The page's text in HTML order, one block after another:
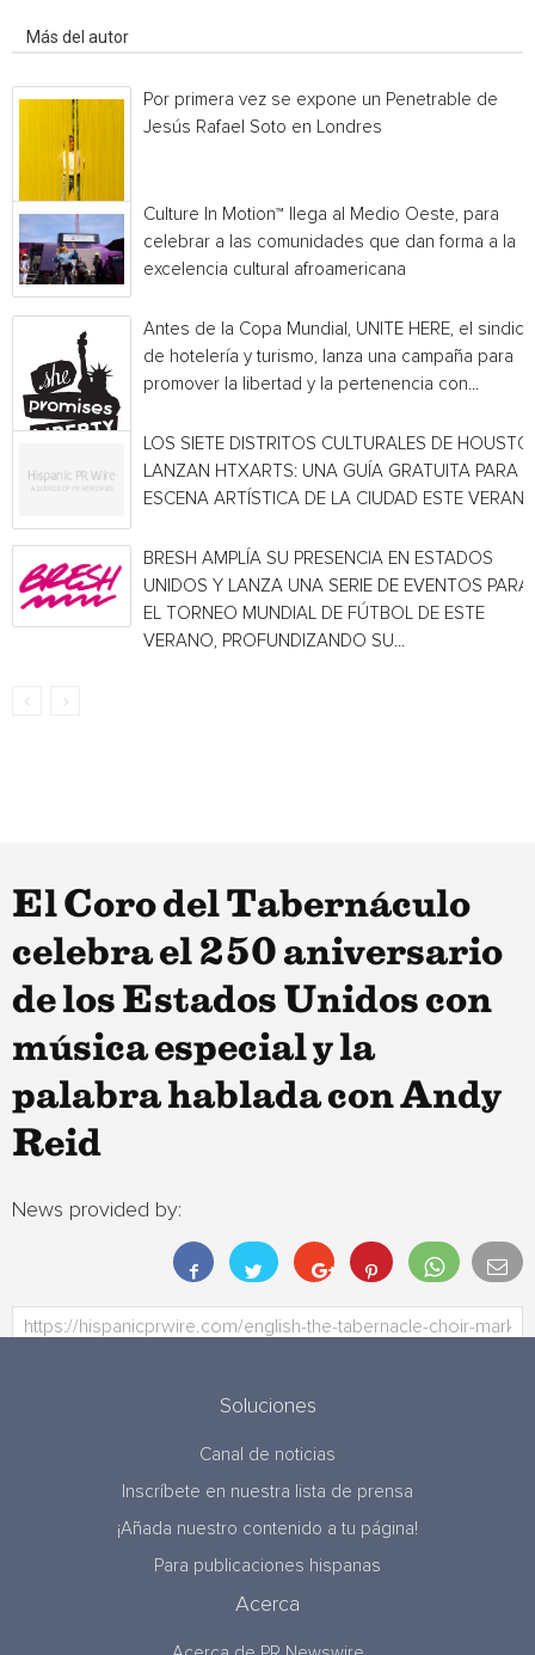
Más del autor
Por primera vez se expone un Penetrable de
Jesús Rafael Soto en Londres
Culture In Motion™ llega al Medio Oeste, para
celebrar a las comunidades que dan forma a la
excelencia cultural afroamericana
Antes de la Copa Mundial, UNITE HERE, el
de hotelería y turismo, lanza una campaña para
promover la libertad y la pertenencia con...
LOS SIETE DISTRITOS CULTURALES DE
LANZAN HTXARTS: UNA GUÍA GRATUITA PARA
ESCENA ARTÍSTICA DE LA CIUDAD ESTE
BRESH AMPLÍA SU PRESENCIA EN ESTADOS
UNIDOS Y LANZA UNA SERIE DE EVENTOS PARA
EL TORNEO MUNDIAL DE FÚTBOL DE ESTE
VERANO, PROFUNDIZANDO SU...
El Coro del Tabernáculo
celebra el 250 aniversario
de los Estados Unidos con
música especial y la
palabra hablada con Andy
Reid
News provided by:
Soluciones
Canal de noticias
Inscríbete en nuestra lista de prensa
¡Añada nuestro contenido a tu página!
Para publicaciones hispanas
Acerca